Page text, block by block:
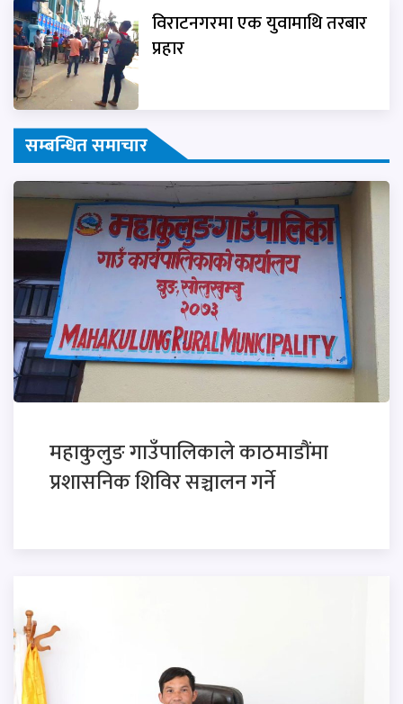
विराटनगरमा एक युवामाथि तरबार
प्रहार
सम्बन्धित समाचार
महाकुलुङ गाउँपालिकाले काठमाडौंमा
प्रशासनिक शिविर सञ्चालन गर्ने